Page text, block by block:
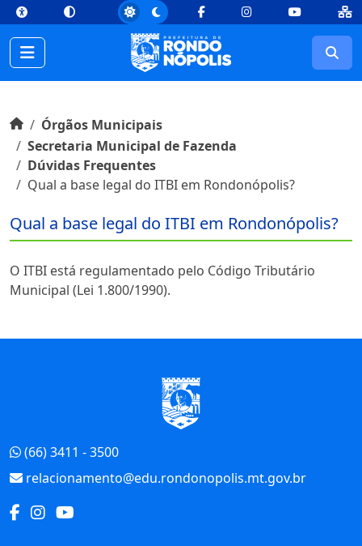
topConteúdo [1] Menu Principal [2] Busca [3] Rodapé [4]
FacebookInstagramYoutube
Início do conteúdo
InícioÓrgãos Municipais
Secretaria Municipal de Fazenda
Dúvidas Frequentes
Qual a base legal do ITBI em Rondonópolis?
Qual a base legal do ITBI em Rondonópolis?
O ITBI está regulamentado pelo Código Tributário
Municipal (Lei 1.800/1990).
(66) 3411 - 3500
relacionamento@edu.rondonopolis.mt.gov.br